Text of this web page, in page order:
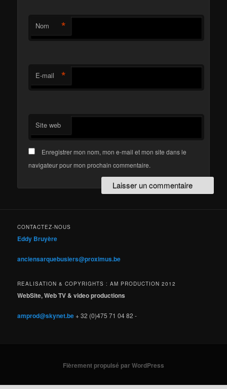
Nom *
E-mail *
Site web
Enregistrer mon nom, mon e-mail et mon site dans le
navigateur pour mon prochain commentaire.
CONTACTEZ-NOUS
Eddy Bruyère
anciensarquebusiers@proximus.be
REALISATION & COPYRIGHTS : AM PRODUCTION 2012
WebSite, Web TV & video productions
amprod@skynet.be+ 32 (0)475 71 04 82 -
Fièrement propulsé par WordPress